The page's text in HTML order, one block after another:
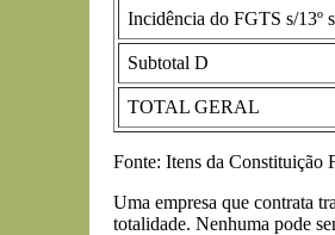
Incidência do FGTS s/13º
Subtotal D
TOTAL GERAL
Fonte: Itens da Constituição
Uma empresa que contrata
totalidade. Nenhuma pode